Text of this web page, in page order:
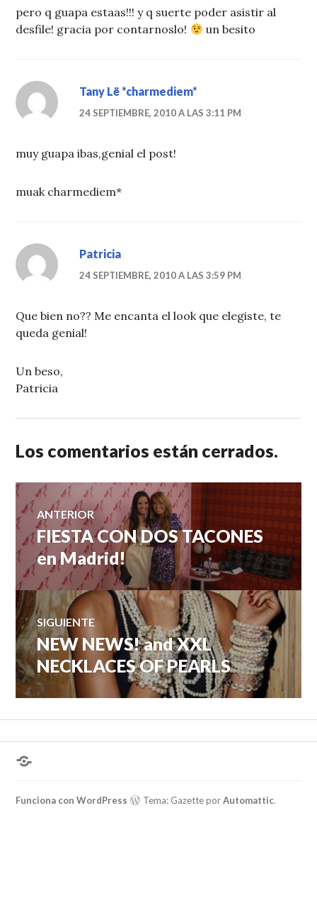
pero q guapa estaas!!! y q suerte poder asistir al
desfile! gracia por contarnoslo!
un besito
Tany Lë *charmediem*
24 SEPTIEMBRE, 2010 A LAS 3:11 PM
muy guapa ibas,genial el post!
muak charmediem*
Patricia
24 SEPTIEMBRE, 2010 A LAS 3:59 PM
Que bien no?? Me encanta el look que elegiste, te
queda genial!
Un beso,
Patricia
Los comentarios están cerrados.
Navegación
de
entradas
ANTERIOR
Entrada
anterior:
FIESTA CON DOS TACONES
en Madrid!
SIGUIENTE
Entrada
siguiente:
NEW NEWS! and XXL
NECKLACES OF PEARLS
Funciona con WordPress Tema: Gazette porAutomattic.